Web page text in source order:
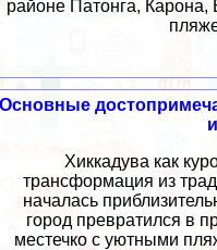
районе Патонга, Карона,
Основные
Хиккадува как
трансформация из
началась
город превратился в
местечко с уютными